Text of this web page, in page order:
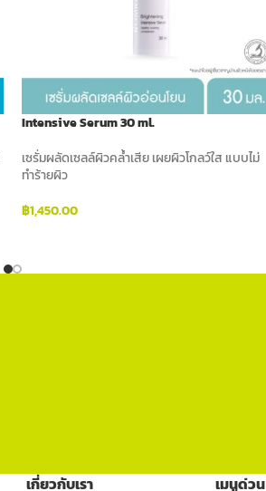
Intensive Serum 30 ml.
เซรั่มผลัดเซลล์ผิวคล้ำเสีย เผยผิวโกลว์ใส แบบไม่
ทำร้ายผิว
฿1,450.00
เกี่ยวกับเรา เมนูด่วน